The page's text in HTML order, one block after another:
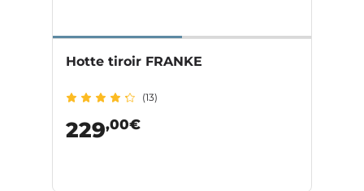
Hotte tiroir FRANKE
(13)
229,00€